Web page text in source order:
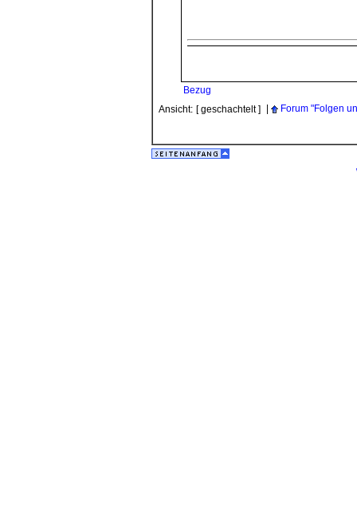
Bezug
Ansicht: [ geschachtelt ] Forum "Folgen